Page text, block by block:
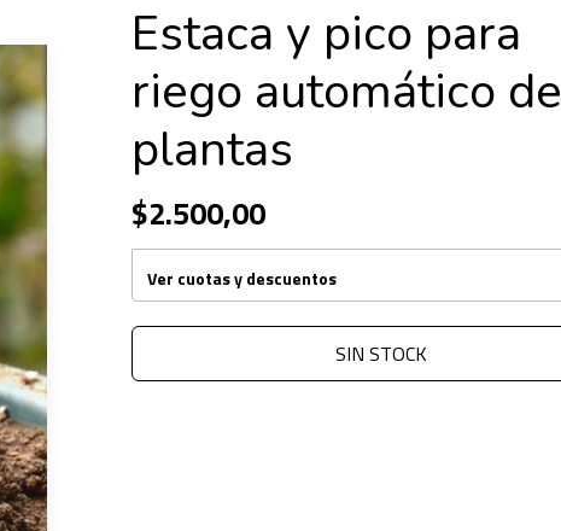
Estaca y pico para
riego automático de
plantas
$2.500,00
Ver cuotas y descuentos
SIN STOCK